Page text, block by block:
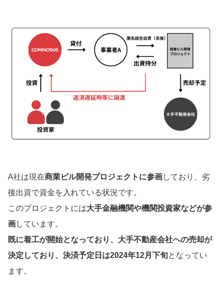
A社は現在商業ビル開発プロジェクトに参画 しており、劣
後出資で資金を入れている状況です。
このプロジェクトには大手金融機関や機関投資家などが参
画 しています。
既に着工が開始となっており、大手不動産会社への売却が
決定しており、決済予定日は2024年12月下旬 となってい
ます。